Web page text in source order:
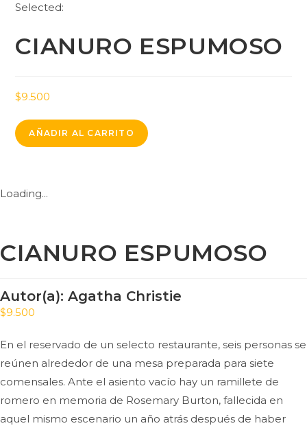
Selected:
CIANURO ESPUMOSO
$9.500
AÑADIR AL CARRITO
Loading...
CIANURO ESPUMOSO
Autor(a): Agatha Christie
$9.500
En el reservado de un selecto restaurante, seis personas se
reúnen alrededor de una mesa preparada para siete
comensales. Ante el asiento vacío hay un ramillete de
romero en memoria de Rosemary Burton, fallecida en
aquel mismo escenario un año atrás después de haber